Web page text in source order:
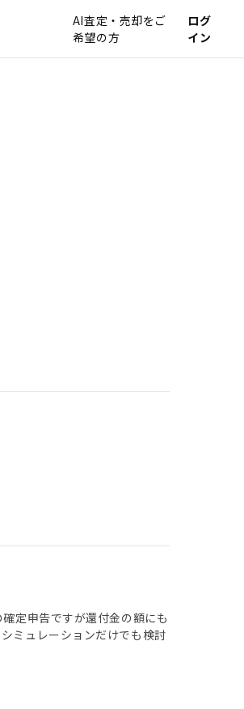
AI査定・売却をご
希望の方
ログ
イン
定申告ですが還付金の額にも
ミュレーションだけでも検討